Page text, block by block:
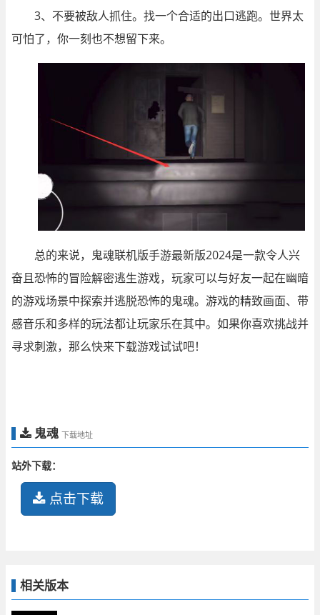
3、不要被敌人抓住。找一个合适的出口逃跑。世界太
可怕了，你一刻也不想留下来。
总的来说，鬼魂联机版手游最新版2024是一款令人兴
奋且恐怖的冒险解密逃生游戏，玩家可以与好友一起在幽暗
的游戏场景中探索并逃脱恐怖的鬼魂。游戏的精致画面、带
感音乐和多样的玩法都让玩家乐在其中。如果你喜欢挑战并
寻求刺激，那么快来下载游戏试试吧！
鬼魂 下载地址
站外下载：
点击下载
相关版本